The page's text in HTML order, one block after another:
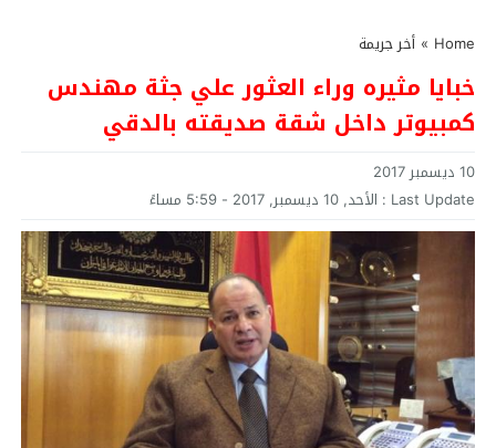
Home
» أخر جريمة
خبايا مثيره وراء العثور علي جثة مهندس
كمبيوتر داخل شقة صديقته بالدقي
10 ديسمبر 2017
Last Update : الأحد, 10 ديسمبر, 2017 - 5:59 مساءً